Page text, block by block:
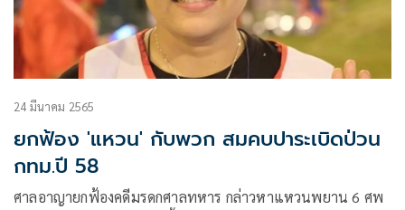
24 มีนาคม 2565
ยกฟ้อง 'แหวน' กับพวก สมคบปาระเบิดป่วน
กทม.ปี 58
ศาลอาญายกฟ้องคดีมรดกศาลทหาร กล่าวหาแหวนพยาน 6 ศพ